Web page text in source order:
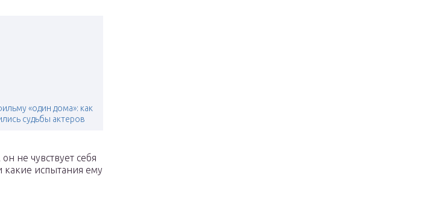
«один дома»: как
судьбы актеров
не чувствует себя
какие испытания ему